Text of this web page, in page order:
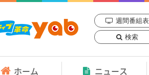
週間番組表
検索
ホーム ニュース